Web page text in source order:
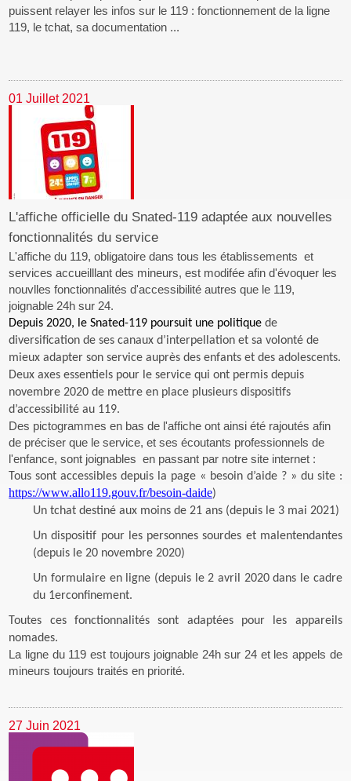
puissent relayer les infos sur le 119 : fonctionnement de la ligne
119, le tchat, sa documentation ...
01 Juillet 2021
L'affiche officielle du Snated-119 adaptée aux nouvelles
fonctionnalités du service
L'affiche du 119, obligatoire dans tous les établissements et
services accueilllant des mineurs, est modifée afin d'évoquer les
nouvlles fonctionnalités d'accessibilité autres que le 119,
joignable 24h sur 24.
Depuis 2020, le Snated-119 poursuit une politiquede
diversification de ses canaux d’interpellation et sa volonté de
mieux adapter son service auprès des enfants et des adolescents.
Deux axes essentiels pour le service qui ont permis depuis
novembre 2020 de mettre en place plusieurs dispositifs
d’accessibilité au 119.
Des pictogrammes en bas de l'affiche ont ainsi été rajoutés afin
de préciser que le service, et ses écoutants professionnels de
l'enfance, sont joignables en passant par notre site internet :
Tous sont accessibles depuis la page « besoin d’aide ? » du site :
https://www.allo119.gouv.fr/besoin-daide)
Un tchat destiné aux moins de 21 ans (depuis le 3 mai 2021)
Un dispositif pour les personnes sourdes et malentendantes
(depuis le 20 novembre 2020)
Un formulaire en ligne (depuis le 2 avril 2020 dans le cadre
du 1erconfinement.
Toutes ces fonctionnalités sont adaptées pour les appareils
nomades.
La ligne du 119 est toujours joignable 24h sur 24 et les appels de
mineurs toujours traités en priorité.
27 Juin 2021